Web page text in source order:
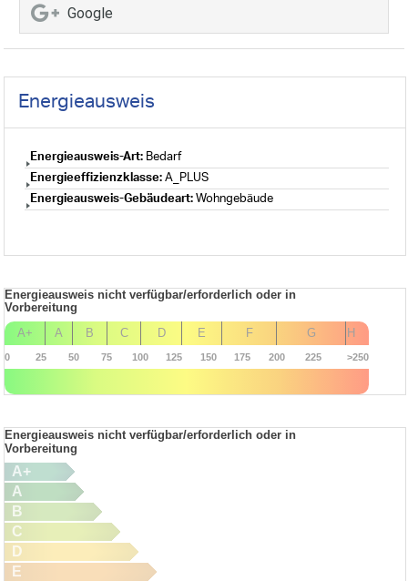
Google
Energieausweis
Energieausweis-Art: Bedarf
Energieeffizienzklasse: A_PLUS
Energieausweis-Gebäudeart: Wohngebäude
Energieausweis nicht verfügbar/erforderlich oder in
Vorbereitung
A+
A B C D E F G H
0 25 50 75 100 125 150 175 200 225 >250
Energieausweis nicht verfügbar/erforderlich oder in
Vorbereitung
A+
A
B
C
D
E